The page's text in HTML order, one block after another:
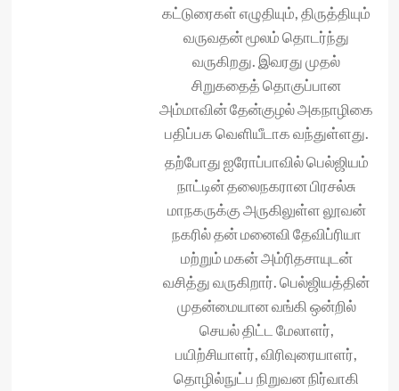
கட்டுரைகள் எழுதியும், திருத்தியும்
வருவதன் மூலம் தொடர்ந்து
வருகிறது. இவரது முதல்
சிறுகதைத் தொகுப்பான
அம்மாவின் தேன்குழல் அகநாழிகை
பதிப்பக வெளியீடாக வந்துள்ளது.
தற்போது ஐரோப்பாவில் பெல்ஜியம்
நாட்டின் தலைநகரான பிரசல்சு
மாநகருக்கு அருகிலுள்ள லூவன்
நகரில் தன் மனைவி தேவிப்ரியா
மற்றும் மகன் அம்ரிதசாயுடன்
வசித்து வருகிறார். பெல்ஜியத்தின்
முதன்மையான வங்கி ஒன்றில்
செயல் திட்ட மேலாளர்,
பயிற்சியாளர், விரிவுரையாளர்,
தொழில்நுட்ப நிறுவன நிர்வாகி